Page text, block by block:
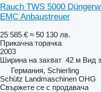
Rauch TWS 5000
EMC Anbaustreuer
25 585 € ≈ 50 130 лв.
Прикачна торачка
2003
Ширина на захват 42 м Вид
Германия, Schierling
Schütz Landmaschinen OHG
Свържете се с продавача